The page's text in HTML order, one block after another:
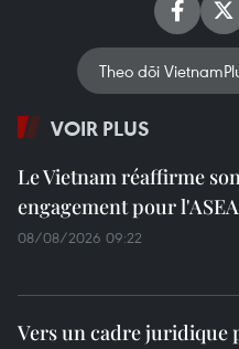
Theo dõi
VOIR PLUS
Le Vietnam réaffirme
engagement pour
08/08/2026 09:22
Vers un cadre juridique